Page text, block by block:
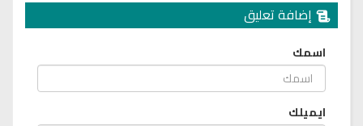
إضافة تعليق
اسمك
ايميلك